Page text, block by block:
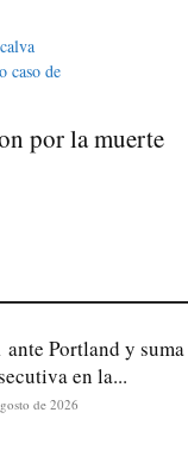
por la muerte
ante Portland y suma
en la...
de 2026